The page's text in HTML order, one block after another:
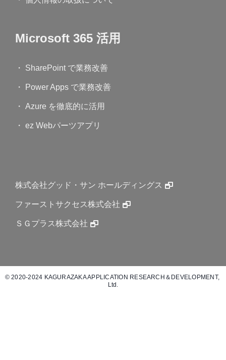
Microsoft 365 活用
・ SharePoint で業務改善
・ Power Apps で業務改善
・ Azure を徹底的に活用
・ ez Webパーツアプリ
株式会社グッド・サン ホールディングス
ファーストサクセス株式会社
ＳＧプラス株式会社
© 2020-2024 KAGURAZAKA APPLICATION RESEARCH＆DEVELOPMENT,
Ltd.